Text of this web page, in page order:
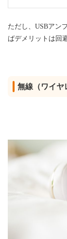
ただし、USBアン
ばデメリットは回
無線（ワイヤ